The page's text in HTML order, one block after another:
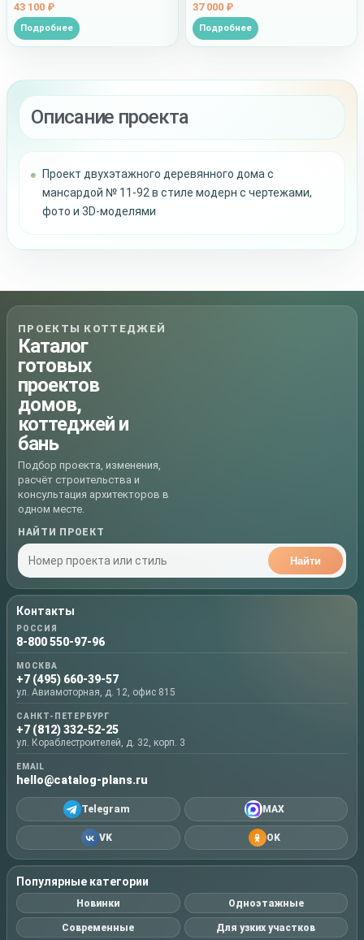
43 100 ₽
Подробнее
37 000 ₽
Подробнее
Описание проекта
Проект двухэтажного деревянного дома с
мансардой № 11-92 в стиле модерн с чертежами,
фото и 3D-моделями
ПРОЕКТЫ КОТТЕДЖЕЙ
Каталог
готовых
проектов
домов,
коттеджей и
бань
Подбор проекта, изменения,
расчёт строительства и
консультация архитекторов в
одном месте.
НАЙТИ ПРОЕКТ
Найти
Контакты
РОССИЯ
8-800 550-97-96
МОСКВА
+7 (495) 660-39-57
ул. Авиамоторная, д. 12, офис 815
САНКТ-ПЕТЕРБУРГ
+7 (812) 332-52-25
ул. Кораблестроителей, д. 32, корп. 3
EMAIL
hello@catalog-plans.ru
Telegram MAX
VK OK
Популярные категории
Новинки Одноэтажные
Современные Для узких участков